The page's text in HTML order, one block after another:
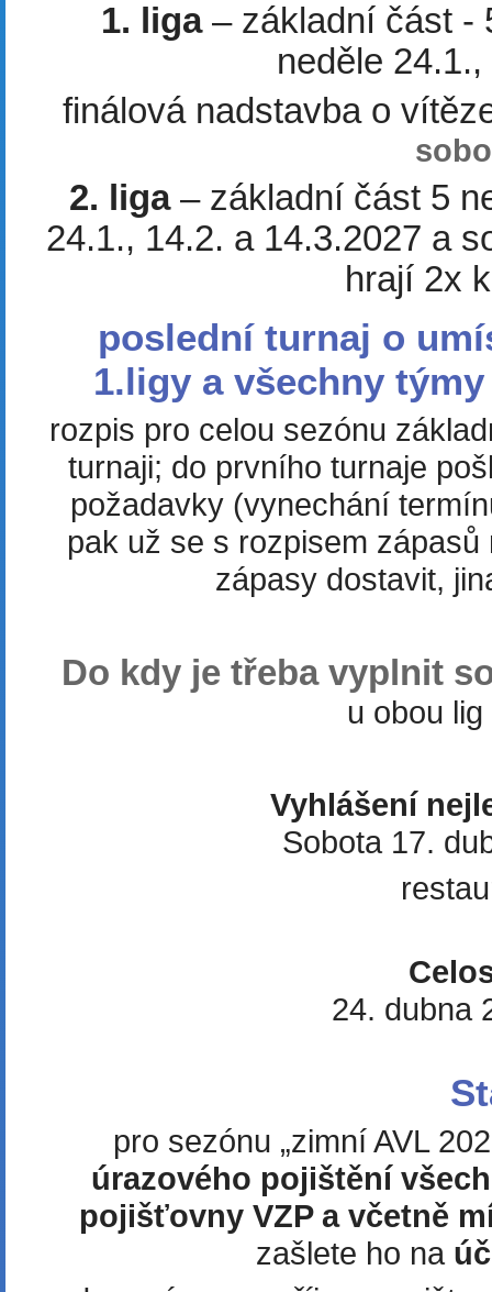
1. liga– základní část -
neděle
finálová nadstavba o
2. liga– základní část 5
24.1., 14.2. a 14.3.2027 a
hrají 2x
poslední turnaj o
1.ligy a všechny
rozpis pro celou sezónu
turnaji; do prvního turnaje
požadavky (vynechání
pak už se s rozpisem
zápasy dostavit,
Do kdy je třeba vyplnit
u obou
Vyhlášení
Sobota 17.
24. dubna
pro sezónu „zimní AVL
úrazového pojištění
pojišťovny VZP a včetně
zašlete ho na